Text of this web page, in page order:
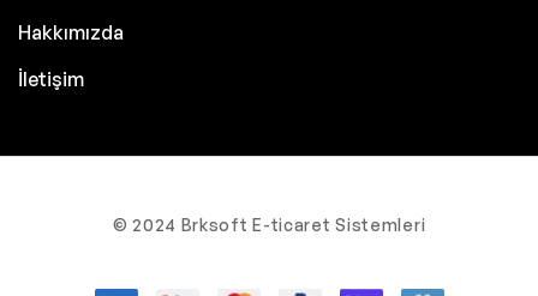
Hakkımızda
İletişim
© 2024 Brksoft E-ticaret Sistemleri